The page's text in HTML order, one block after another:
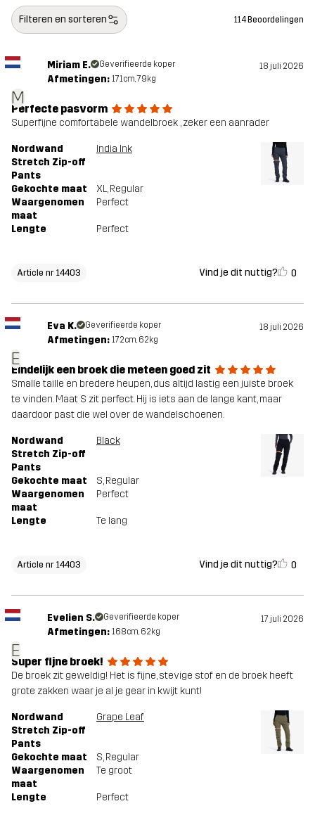
Filteren en sorteren 114 Beoordelingen
M
Miriam E. Geverifieerde koper 18 juli 2026
Afmetingen: 171cm, 79kg
Perfecte pasvorm
Superfijne comfortabele wandelbroek , zeker een aanrader
Nordwand
Stretch Zip-off
Pants
India Ink
Gekochte maat XL, Regular
Waargenomen
maat
Perfect
Lengte Perfect
Article nr 14403 Vind je dit nuttig? 0
E
Eva K. Geverifieerde koper 18 juli 2026
Afmetingen: 172cm, 62kg
Eindelijk een broek die meteen goed zit
Smalle taille en bredere heupen, dus altijd lastig een juiste broek
te vinden. Maat S zit perfect. Hij is iets aan de lange kant, maar
daardoor past die wel over de wandelschoenen.
Nordwand
Stretch Zip-off
Pants
Black
Gekochte maat S, Regular
Waargenomen
maat
Perfect
Lengte Te lang
Article nr 14403 Vind je dit nuttig? 0
E
Evelien S. Geverifieerde koper 17 juli 2026
Afmetingen: 168cm, 62kg
Super fijne broek!
De broek zit geweldig! Het is fijne, stevige stof en de broek heeft
grote zakken waar je al je gear in kwijt kunt!
Nordwand
Stretch Zip-off
Pants
Grape Leaf
Gekochte maat S, Regular
Waargenomen
maat
Te groot
Lengte Perfect